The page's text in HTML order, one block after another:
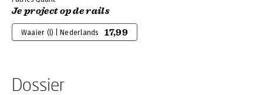
Je project op de rails
Waaier (l) | Nederlands 17,99
Dossier